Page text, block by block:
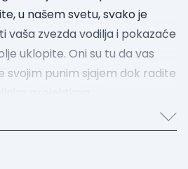
u našem svetu, svako je
vaša zvezda vodilja i pokazaće
uklopite. Oni su tu da vas
svojim punim sjajem dok radite